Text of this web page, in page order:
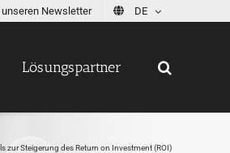
Newsletter DE
Lösungspartner
zur Steigerung des Return on Investment (ROI)